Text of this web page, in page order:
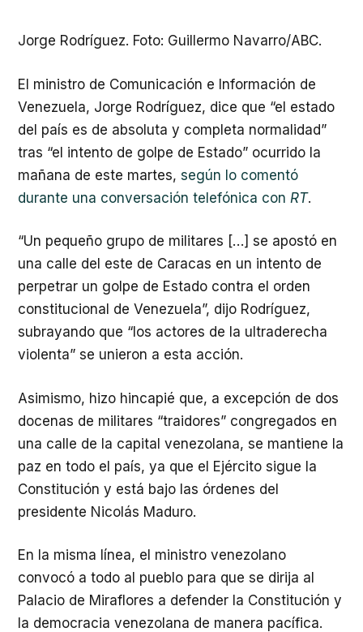
Jorge Rodríguez. Foto: Guillermo Navarro/ABC.
El ministro de Comunicación e Información de
Venezuela, Jorge Rodríguez, dice que “el estado
del país es de absoluta y completa normalidad”
tras “el intento de golpe de Estado” ocurrido la
mañana de este martes, según lo comentó
durante una conversación telefónica con RT.
“Un pequeño grupo de militares […] se apostó en
una calle del este de Caracas en un intento de
perpetrar un golpe de Estado contra el orden
constitucional de Venezuela”, dijo Rodríguez,
subrayando que “los actores de la ultraderecha
violenta” se unieron a esta acción.
Asimismo, hizo hincapié que, a excepción de dos
docenas de militares “traidores” congregados en
una calle de la capital venezolana, se mantiene la
paz en todo el país, ya que el Ejército sigue la
Constitución y está bajo las órdenes del
presidente Nicolás Maduro.
En la misma línea, el ministro venezolano
convocó a todo al pueblo para que se dirija al
Palacio de Miraflores a defender la Constitución y
la democracia venezolana de manera pacífica.